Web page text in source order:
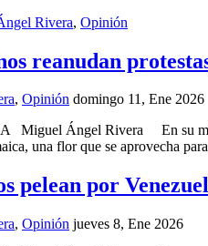
Rivera, Opinión
reanudan
, Opinión domingo 11, Ene 2026
Ángel Rivera En su más
una flor que se aprovecha
pelean por
, Opinión jueves 8, Ene 2026